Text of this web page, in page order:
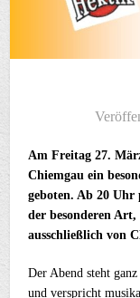
Am Freitag 27.
Chiemgau ein
geboten. Ab 20
der besonderen
ausschließlich von
Der Abend steht
und verspricht